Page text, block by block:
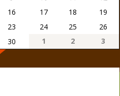
16 17 18
19
23 24 25
26
30 1 2 3